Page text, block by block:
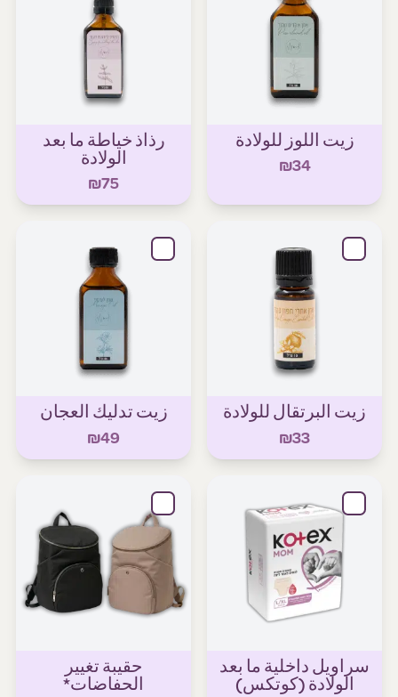
زيت اللوز للولادة
₪34
رذاذ خياطة ما بعد
الولادة
₪75
زيت البرتقال للولادة
₪33
زيت تدليك العجان
₪49
سراويل داخلية ما بعد
الولادة (كوتكس)
حقيبة تغيير
الحفاضات*